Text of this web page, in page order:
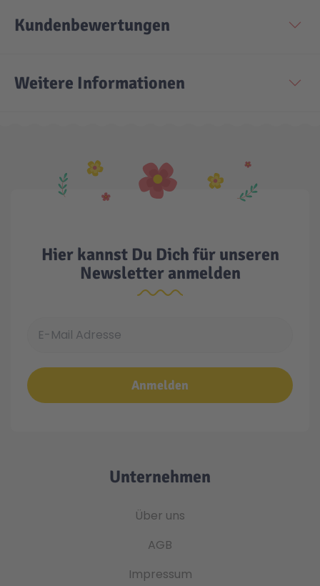
Kundenbewertungen
Weitere Informationen
Hier kannst Du Dich für unseren
Newsletter anmelden
Anmelden
Unternehmen
Über uns
AGB
Impressum